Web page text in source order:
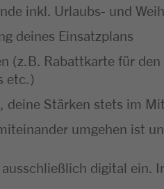
inkl. Urlaubs- und
deines Einsatzplans
(z.B. Rabattkarte für den
etc.)
deine Stärken stets im
umgehen ist
digital ein.